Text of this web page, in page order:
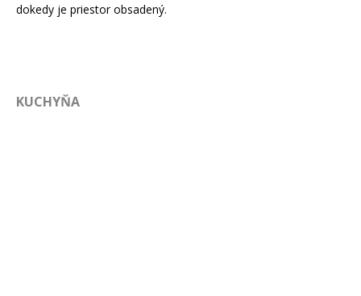
dokedy je priestor obsadený.
KUCHYŇA